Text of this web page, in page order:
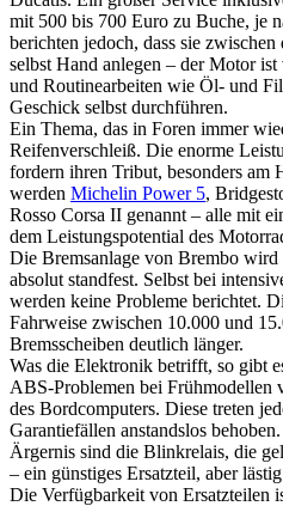
mit 500 bis 700 Euro zu Buche, je
berichten jedoch, dass sie
selbst Hand anlegen – der Motor
und Routinearbeiten wie Öl- und
Geschick selbst durchführen.
Ein Thema, das in Foren immer
Reifenverschleiß. Die enorme
fordern ihren Tribut, besonders am
werden Michelin Power 5,
Rosso Corsa II genannt – alle mit
dem Leistungspotential des
Die Bremsanlage von Brembo
absolut standfest. Selbst bei
werden keine Probleme berichtet.
Fahrweise zwischen 10.000 und
Bremsscheiben deutlich länger.
Was die Elektronik betrifft, so gibt
ABS-Problemen bei Frühmodellen
des Bordcomputers. Diese treten
Garantiefällen anstandslos
Ärgernis sind die Blinkrelais, die
– ein günstiges Ersatzteil, aber
Die Verfügbarkeit von Ersatzteilen